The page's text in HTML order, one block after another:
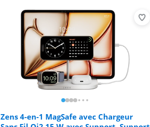
Zens 4-en-1 MagSafe avec Chargeur